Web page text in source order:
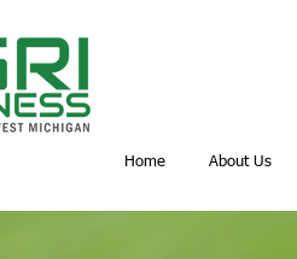
Home About Us